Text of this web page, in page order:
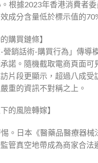
根據2023年香港消費者
成分含量低於標示值的
購買鏈條】
營銷話術-購買行為」傳導
諾。隨機截取電商頁面
片段更顯示，超過八成
重的資訊不對稱之上。
的風險轉嫁】
。日本《醫藥品醫療器
管真空地帶成為商家合法